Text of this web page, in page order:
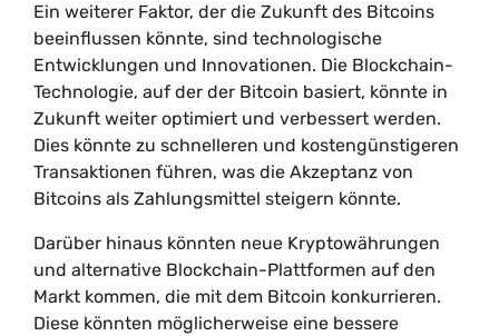
Ein weiterer Faktor, der die Zukunft des Bitcoins
beeinflussen könnte, sind technologische
Entwicklungen und Innovationen. Die Blockchain-
Technologie, auf der der Bitcoin basiert, könnte in
Zukunft weiter optimiert und verbessert werden.
Dies könnte zu schnelleren und kostengünstigeren
Transaktionen führen, was die Akzeptanz von
Bitcoins als Zahlungsmittel steigern könnte.
Darüber hinaus könnten neue Kryptowährungen
und alternative Blockchain-Plattformen auf den
Markt kommen, die mit dem Bitcoin konkurrieren.
Diese könnten möglicherweise eine bessere